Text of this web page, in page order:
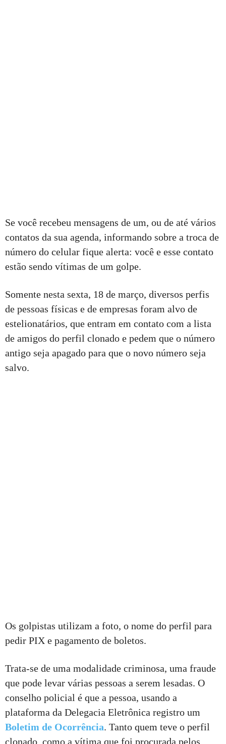
Se você recebeu mensagens de um, ou de até vários
contatos da sua agenda, informando sobre a troca de
número do celular fique alerta: você e esse contato
estão sendo vítimas de um golpe.
Somente nesta sexta, 18 de março, diversos perfis
de pessoas físicas e de empresas foram alvo de
estelionatários, que entram em contato com a lista
de amigos do perfil clonado e pedem que o número
antigo seja apagado para que o novo número seja
salvo.
Os golpistas utilizam a foto, o nome do perfil para
pedir PIX e pagamento de boletos.
Trata-se de uma modalidade criminosa, uma fraude
que pode levar várias pessoas a serem lesadas. O
conselho policial é que a pessoa, usando a
plataforma da Delegacia Eletrônica registro um
Boletim de Ocorrência. Tanto quem teve o perfil
clonado, como a vítima que foi procurada pelos